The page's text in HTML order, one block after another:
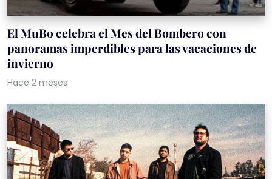
El MuBo celebra el Mes del Bombero con
panoramas imperdibles para las vacaciones de
invierno
Hace 2 meses